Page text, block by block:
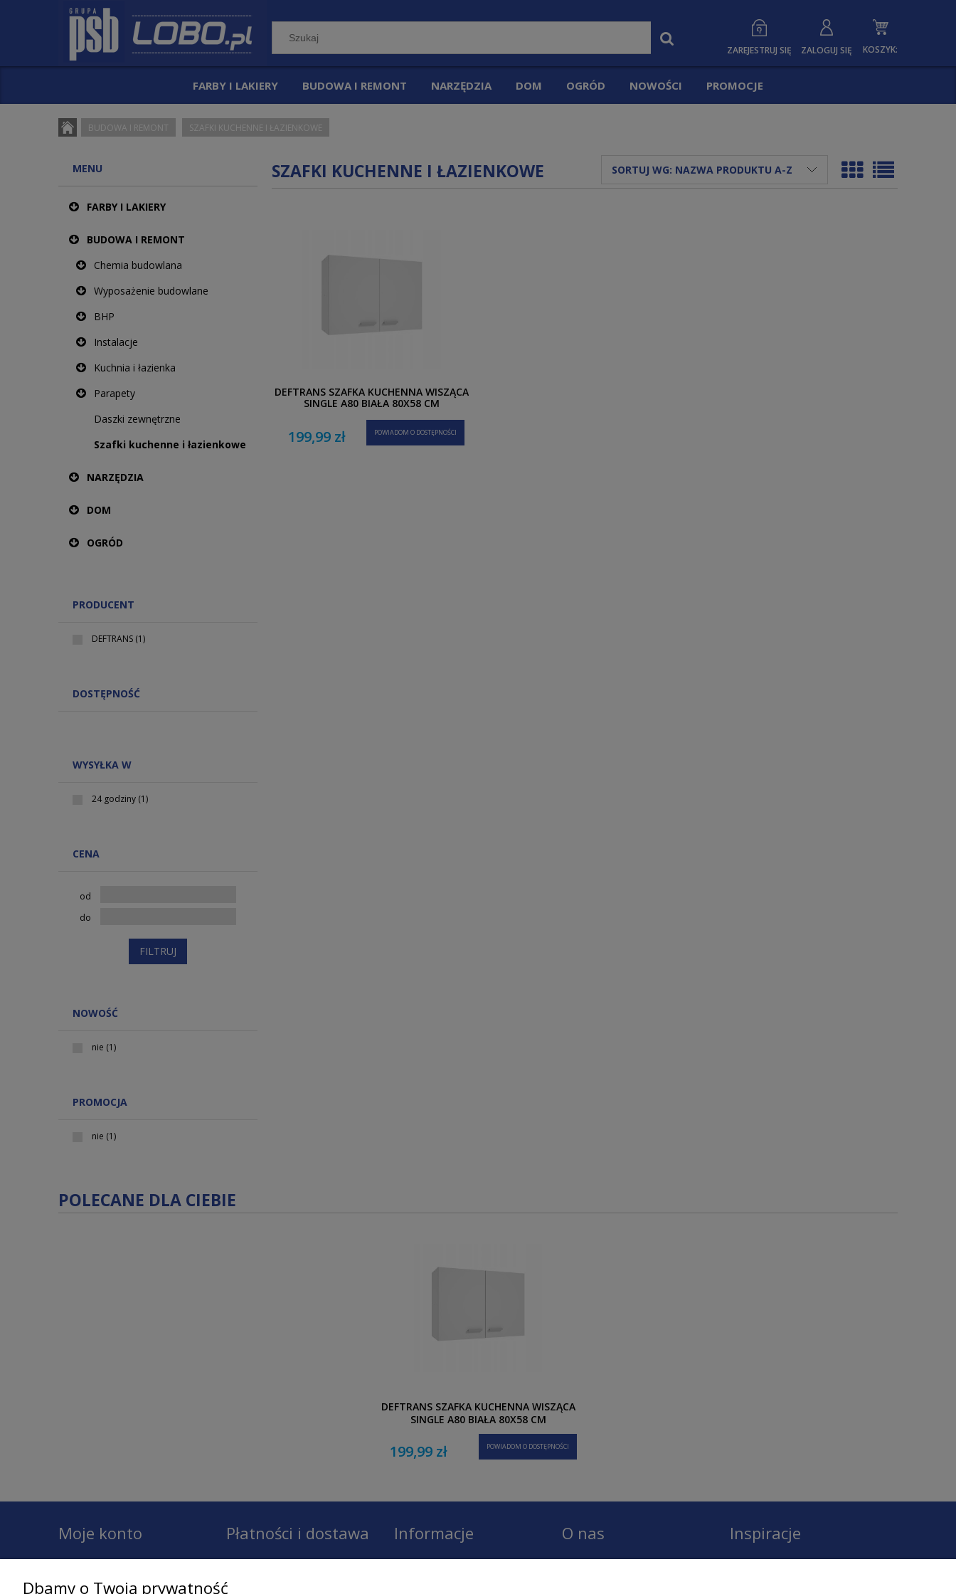
KOSZYK:
ZAREJESTRUJ SIĘ ZALOGUJ SIĘ
FARBY I LAKIERY BUDOWA I REMONT NARZĘDZIA DOM OGRÓD NOWOŚCI PROMOCJE
BUDOWA I REMONT SZAFKI KUCHENNE I ŁAZIENKOWE
MENU
FARBY I LAKIERY
BUDOWA I REMONT
Chemia budowlana
Wyposażenie budowlane
BHP
Instalacje
Kuchnia i łazienka
Parapety
Daszki zewnętrzne
Szafki kuchenne i łazienkowe
NARZĘDZIA
DOM
OGRÓD
PRODUCENT
DEFTRANS (1)
DOSTĘPNOŚĆ
WYSYŁKA W
24 godziny (1)
CENA
od
do
FILTRUJ
NOWOŚĆ
nie (1)
PROMOCJA
nie (1)
SZAFKI KUCHENNE I ŁAZIENKOWE SORTUJ WG: NAZWA PRODUKTU A-Z
DEFTRANS SZAFKA KUCHENNA WISZĄCA
SINGLE A80 BIAŁA 80X58 CM
199,99 zł POWIADOM O DOSTĘPNOŚCI
POLECANE DLA CIEBIE
DEFTRANS SZAFKA KUCHENNA WISZĄCA
SINGLE A80 BIAŁA 80X58 CM
199,99 zł POWIADOM O DOSTĘPNOŚCI
Moje konto Płatności i dostawa Informacje O nas Inspiracje
Dbamy o Twoją prywatność